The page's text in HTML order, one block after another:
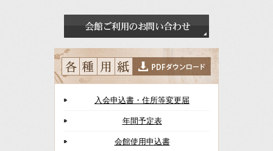
入会申込書・住所等変更届
年間予定表
会館使用申込書